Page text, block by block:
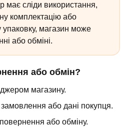
має сліди використання,
комплектацію або
упаковку, магазин може
або обміні.
або обмін?
магазину.
або дані покупця.
або обміну.